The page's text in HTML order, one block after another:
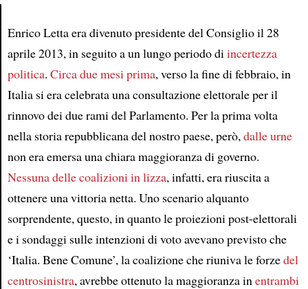
Enrico Letta era divenuto presidente del Consiglio il 28
aprile 2013, in seguito a un lungo periodo diincertezza
politica. Circa due mesi prima, verso la fine di febbraio, in
Italia si era celebrata una consultazione elettorale per il
rinnovo dei due rami del Parlamento. Per la prima volta
nella storia repubblicana del nostro paese, però,dalle urne
non era emersa una chiara maggioranza di governo.
Nessuna delle coalizioni in lizza, infatti, era riuscita a
ottenere una vittoria netta. Uno scenario alquanto
sorprendente, questo, in quanto le proiezioni post-elettorali
e i sondaggi sulle intenzioni di voto avevano previsto che
‘Italia. Bene Comune’, la coalizione che riuniva le forzedel
centrosinistra, avrebbe ottenuto la maggioranza inentrambi